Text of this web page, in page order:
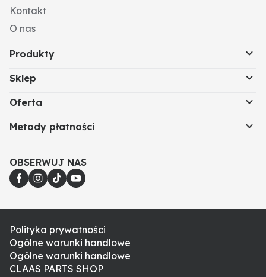
Kontakt
O nas
Produkty
Sklep
Oferta
Metody płatności
OBSERWUJ NAS
Polityka prywatności
Ogólne warunki handlowe
Ogólne warunki handlowe
CLAAS PARTS SHOP